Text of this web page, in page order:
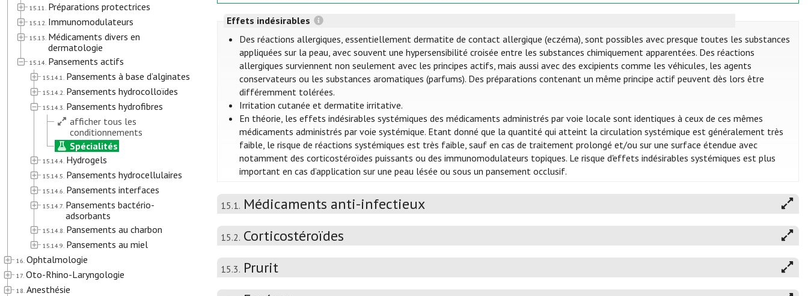
15.11. Préparations protectrices
15.12. Immunomodulateurs
15.13. Médicaments divers en
dermatologie
15.14. Pansements actifs
15.14.1. Pansements à base d’alginates
15.14.2. Pansements hydrocolloïdes
15.14.3. Pansements hydrofibres
afficher tous les
conditionnements
Spécialités
15.14.4. Hydrogels
15.14.5. Pansements hydrocellulaires
15.14.6. Pansements interfaces
15.14.7. Pansements bactério-
adsorbants
15.14.8. Pansements au charbon
15.14.9. Pansements au miel
16. Ophtalmologie
17. Oto-Rhino-Laryngologie
18. Anesthésie
Effets indésirables
Des réactions allergiques, essentiellement dermatite de contact allergique (eczéma), sont possibles avec presque toutes les substances
appliquées sur la peau, avec souvent une hypersensibilité croisée entre les substances chimiquement apparentées. Des réactions
allergiques surviennent non seulement avec les principes actifs, mais aussi avec des excipients comme les véhicules, les agents
conservateurs ou les substances aromatiques (parfums). Des préparations contenant un même principe actif peuvent dès lors être
différemment tolérées.
Irritation cutanée et dermatite irritative.
En théorie, les effets indésirables systémiques des médicaments administrés par voie locale sont identiques à ceux de ces mêmes
médicaments administrés par voie systémique. Etant donné que la quantité qui atteint la circulation systémique est généralement très
faible, le risque de réactions systémiques est très faible, sauf en cas de traitement prolongé et/ou sur une surface étendue avec
notamment des corticostéroïdes puissants ou des immunomodulateurs topiques. Le risque d'effets indésirables systémiques est plus
important en cas d’application sur une peau lésée ou sous un pansement occlusif.
15.1. Médicaments anti-infectieux
15.2. Corticostéroïdes
15.3. Prurit